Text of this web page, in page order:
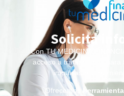
Solicita
Con TU MEDICINA
acceso a tratamientos para
impulsas el
Ofrecemos